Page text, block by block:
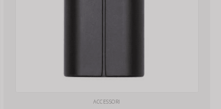
ACCESSORI